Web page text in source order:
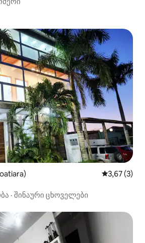
საშუალო
3,67 (3)
· შინაური ცხოველები